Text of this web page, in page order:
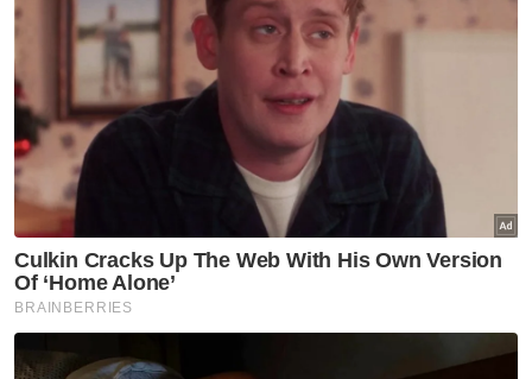
berdepan penjara lapan tahun, denda RM60,000
Amang seksual dua murid: Guru KAFA dipenjara
lapan tahun, 12 sebatan
Cabutan bertuah boleh jadi haram jika ada unsur
judi, eksploitasi pengguna - Mufti Terengganu